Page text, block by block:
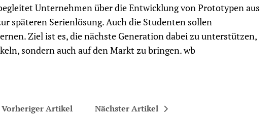
Unternehmen über die Entwicklung von Prototypen aus
späteren Serienlösung. Auch die Studenten sollen
Ziel ist es, die nächste Generation dabei zu unterstützen,
sondern auch auf den Markt zu bringen. wb
Vorheriger Artikel Nächster Artikel